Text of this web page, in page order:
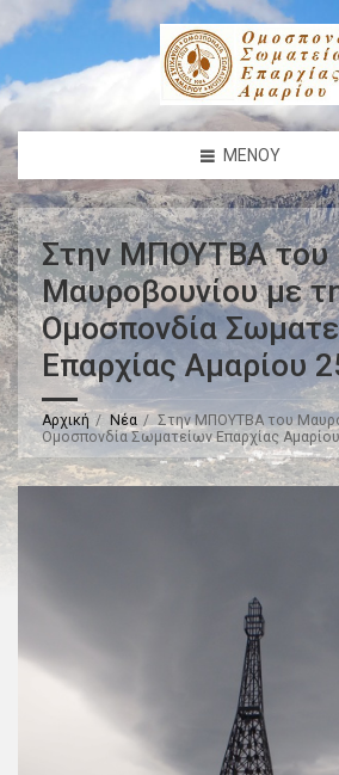
ΜΕΝΟΎ
Στην ΜΠΟΥΤΒΑ του
Μαυροβουνίου με
Ομοσπονδία
Επαρχίας Αμαρίου
Αρχική Νέα
Στην ΜΠΟΥΤΒΑ του
Ομοσπονδία Σωματείων Επαρχίας